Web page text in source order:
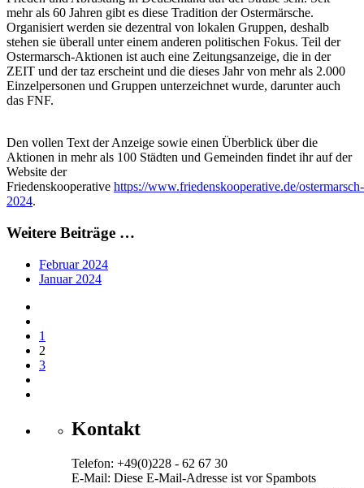
mehr als 60 Jahren gibt es diese Tradition der Ostermärsche.
Organisiert werden sie dezentral von lokalen Gruppen, deshalb
stehen sie überall unter einem anderen politischen Fokus. Teil der
Ostermarsch-Aktionen ist auch eine Zeitungsanzeige, die in der
ZEIT und der taz erscheint und die dieses Jahr von mehr als 2.000
Einzelpersonen und Gruppen unterzeichnet wurde, darunter auch
das FNF.
Den vollen Text der Anzeige sowie einen Überblick über die
Aktionen in mehr als 100 Städten und Gemeinden findet ihr auf der
Website der
Friedenskooperative https://www.friedenskooperative.de/ostermarsch-
2024.
Weitere Beiträge …
Februar 2024
Januar 2024
1
2
3
Kontakt
Telefon: +49(0)228 - 62 67 30
E-Mail: Diese E-Mail-Adresse ist vor Spambots